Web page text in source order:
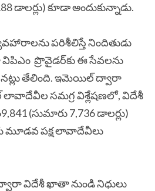
డాలర్లు) కూడా అందుకున్నాడు.
పరిశీలిస్తే నిందితుడు
ప్రొవైడర్‌కు ఈ సేవలను
తేలింది. ఇమెయిల్ ద్వారా
సమగ్ర విశ్లేషణలో, విదేశీ
(సుమారు 7,736 డాలర్లు)
మూడవ పక్ష లావాదేవీలు
విదేశీ ఖాతా నుండి నిధులు